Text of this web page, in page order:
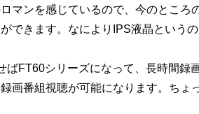
マンを感じているので、今のところ
できます。なによりIPS液晶というの
ばFT60シリーズになって、長時間録
画番組視聴が可能になります。ちょ